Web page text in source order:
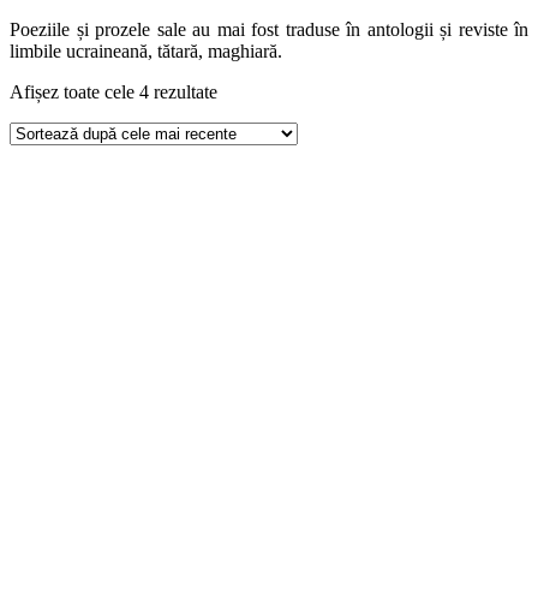
Poeziile și prozele sale au mai fost traduse în antologii și reviste în
limbile ucraineană, tătară, maghiară.
Afișez toate cele 4 rezultate